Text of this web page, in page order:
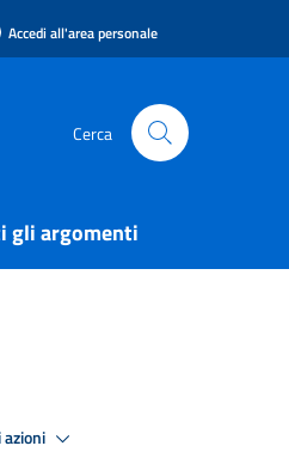
Accedi all'area personale
Cerca
gli argomenti
azioni